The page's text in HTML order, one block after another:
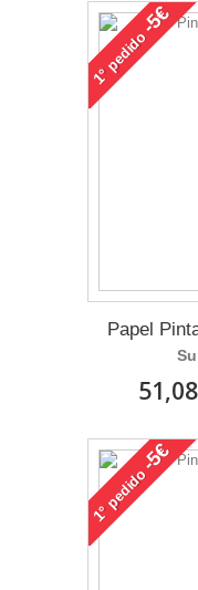
1°
pedido
-5€
Papel
1°
pedido
-5€